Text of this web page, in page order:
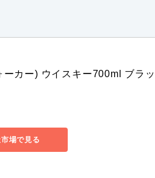
カー) ウイスキー700ml ブラッ
場で見る